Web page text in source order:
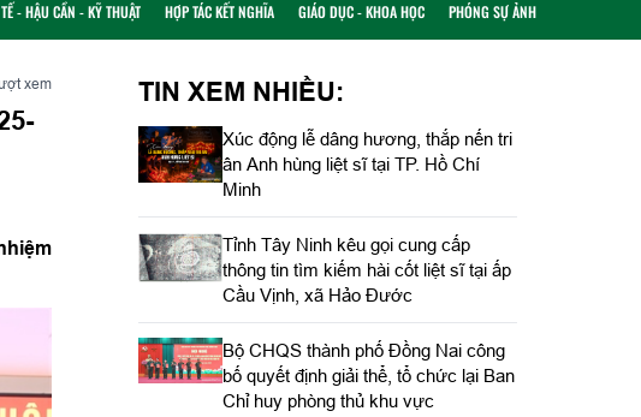
- HẬU CẦN - KỸ THUẬT HỢP TÁC KẾT NGHĨA GIÁO DỤC - KHOA HỌC PHÓNG SỰ ẢNH
xem TIN XEM NHIỀU:
Xúc động lễ dâng hương, thắp nến tri
ân Anh hùng liệt sĩ tại TP. Hồ Chí
Minh
Tỉnh Tây Ninh kêu gọi cung cấp
thông tin tìm kiếm hài cốt liệt sĩ tại ấp
Cầu Vịnh, xã Hảo Đước
Bộ CHQS thành phố Đồng Nai công
bố quyết định giải thể, tổ chức lại Ban
Chỉ huy phòng thủ khu vực